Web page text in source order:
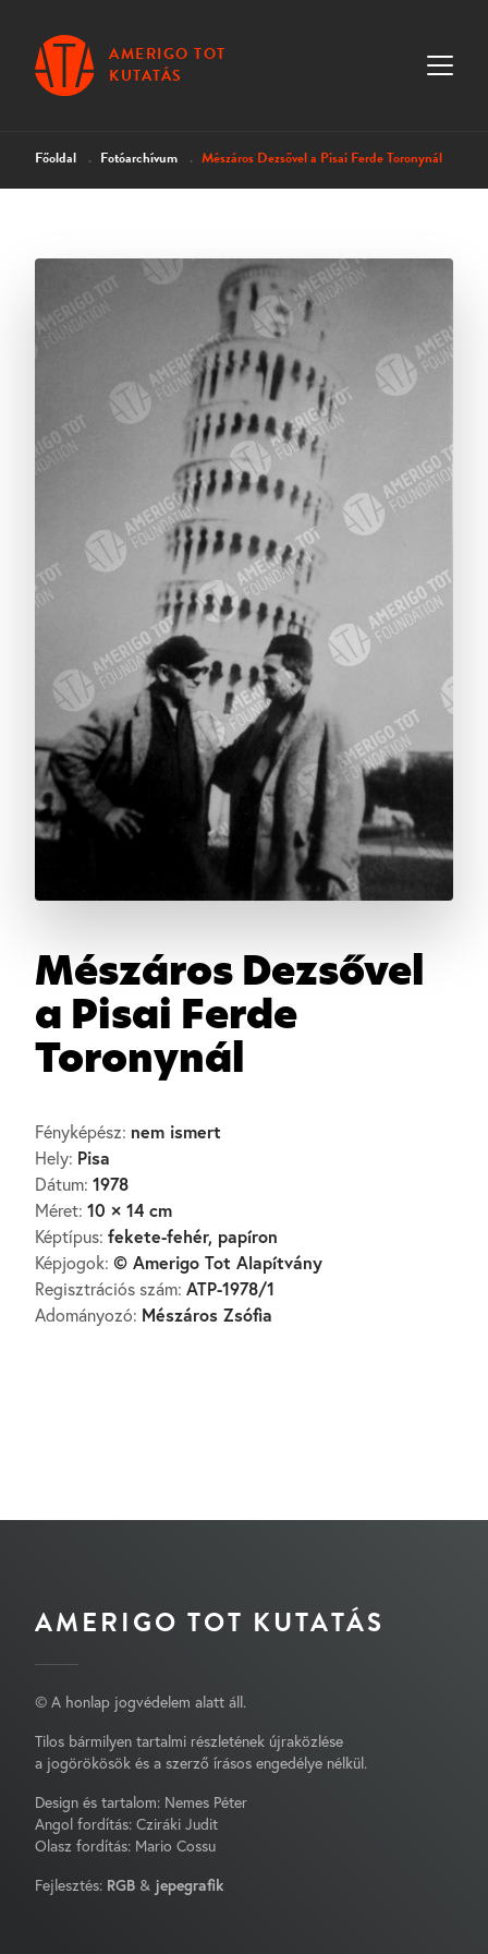
AMERIGO TOT
KUTATÁS
Főoldal Fotóarchívum Mészáros Dezsővel a Pisai Ferde Toronynál
Mészáros Dezsővel
a Pisai Ferde
Toronynál
Fényképész: nem ismert
Hely: Pisa
Dátum: 1978
Méret: 10 × 14 cm
Képtípus: fekete-fehér, papíron
Képjogok: © Amerigo Tot Alapítvány
Regisztrációs szám: ATP-1978/1
Adományozó: Mészáros Zsófia
AMERIGO TOT KUTATÁS
© A honlap jogvédelem alatt áll.
Tilos bármilyen tartalmi részletének újraközlése
a jogörökösök és a szerző írásos engedélye nélkül.
Design és tartalom: Nemes Péter
Angol fordítás: Cziráki Judit
Olasz fordítás: Mario Cossu
Fejlesztés: RGB & jepegrafik